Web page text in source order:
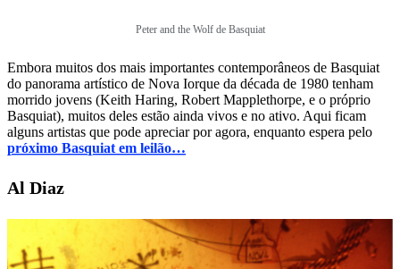
Peter and the Wolf de Basquiat
Embora muitos dos mais importantes contemporâneos de Basquiat
do panorama artístico de Nova Iorque da década de 1980 tenham
morrido jovens (Keith Haring, Robert Mapplethorpe, e o próprio
Basquiat), muitos deles estão ainda vivos e no ativo. Aqui ficam
alguns artistas que pode apreciar por agora, enquanto espera pelo
próximo Basquiat em leilão…
Al Diaz